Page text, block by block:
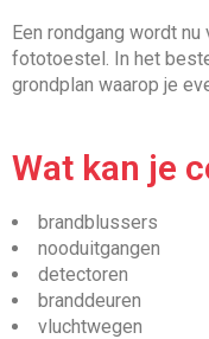
Een rondgang wordt
fototoestel. In het
grondplan waarop je
Wat kan je
brandblussers
nooduitgangen
detectoren
branddeuren
vluchtwegen